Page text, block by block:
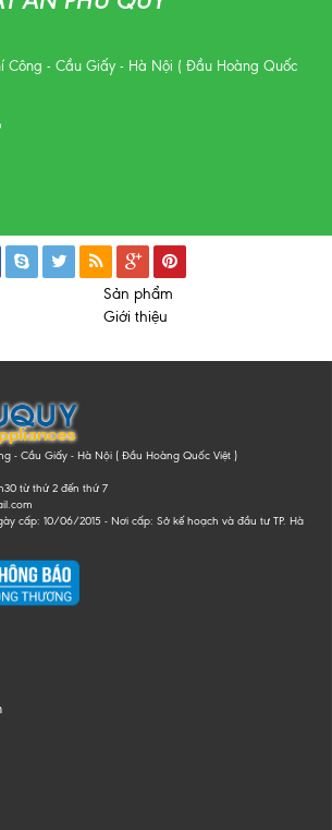
Công - Cầu Giấy - Hà Nội ( Đầu Hoàng Quốc
Sản phẩm
Giới thiệu
- Cầu Giấy - Hà Nội ( Đầu Hoàng Quốc Việt )
từ thứ 2 đến thứ 7
cấp: 10/06/2015 - Nơi cấp: Sở kế hoạch và đầu tư TP. Hà